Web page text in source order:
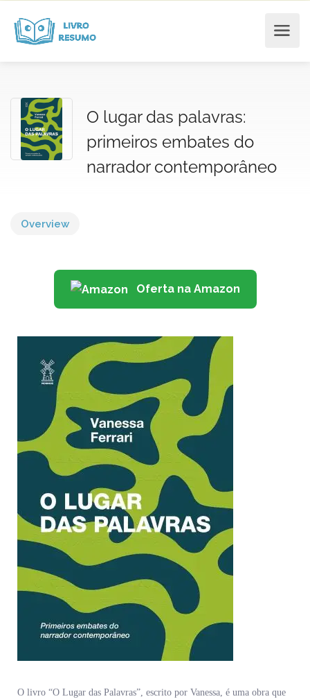
O lugar das palavras:
primeiros embates do
narrador contemporâneo
Overview
Oferta na Amazon
O livro “O Lugar das Palavras”, escrito por Vanessa, é uma obra que